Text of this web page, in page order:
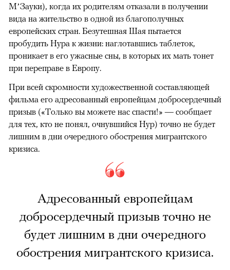
М’Зауки), когда их родителям отказали в получении
вида на жительство в одной из благополучных
европейских стран. Безутешная Шая пытается
пробудить Нура к жизни: наглотавшись таблеток,
проникает в его ужасные сны, в которых их мать тонет
при переправе в Европу.
При всей скромности художественной составляющей
фильма его адресованный европейцам добросердечный
призыв («Только вы можете нас спасти!» — сообщает
для тех, кто не понял, очнувшийся Нур) точно не будет
лишним в дни очередного обострения мигрантского
кризиса.
Адресованный европейцам
добросердечный призыв точно не
будет лишним в дни очередного
обострения мигрантского кризиса.